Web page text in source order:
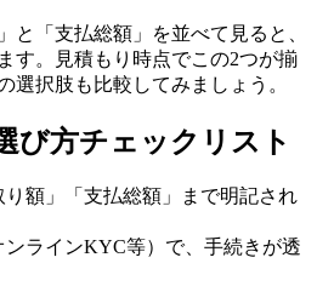
と「支払総額」を並べて見ると、
す。見積もり時点でこの2つが揃
選択肢も比較してみましょう。
び方チェックリスト
額」「支払総額」まで明記され
ラインKYC等）で、手続きが透